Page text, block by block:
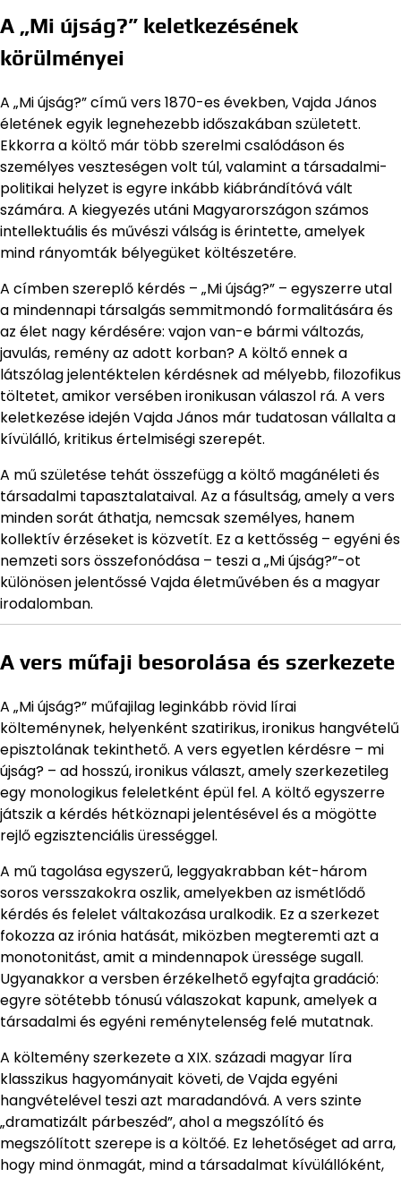
A „Mi újság?” keletkezésének
körülményei
A „Mi újság?” című vers 1870-es években, Vajda János
életének egyik legnehezebb időszakában született.
Ekkorra a költő már több szerelmi csalódáson és
személyes veszteségen volt túl, valamint a társadalmi-
politikai helyzet is egyre inkább kiábrándítóvá vált
számára. A kiegyezés utáni Magyarországon számos
intellektuális és művészi válság is érintette, amelyek
mind rányomták bélyegüket költészetére.
A címben szereplő kérdés – „Mi újság?” – egyszerre utal
a mindennapi társalgás semmitmondó formalitására és
az élet nagy kérdésére: vajon van-e bármi változás,
javulás, remény az adott korban? A költő ennek a
látszólag jelentéktelen kérdésnek ad mélyebb, filozofikus
töltetet, amikor versében ironikusan válaszol rá. A vers
keletkezése idején Vajda János már tudatosan vállalta a
kívülálló, kritikus értelmiségi szerepét.
A mű születése tehát összefügg a költő magánéleti és
társadalmi tapasztalataival. Az a fásultság, amely a vers
minden sorát áthatja, nemcsak személyes, hanem
kollektív érzéseket is közvetít. Ez a kettősség – egyéni és
nemzeti sors összefonódása – teszi a „Mi újság?”-ot
különösen jelentőssé Vajda életművében és a magyar
irodalomban.
A vers műfaji besorolása és szerkezete
A „Mi újság?” műfajilag leginkább rövid lírai
költeménynek, helyenként szatirikus, ironikus hangvételű
episztolának tekinthető. A vers egyetlen kérdésre – mi
újság? – ad hosszú, ironikus választ, amely szerkezetileg
egy monologikus feleletként épül fel. A költő egyszerre
játszik a kérdés hétköznapi jelentésével és a mögötte
rejlő egzisztenciális ürességgel.
A mű tagolása egyszerű, leggyakrabban két-három
soros versszakokra oszlik, amelyekben az ismétlődő
kérdés és felelet váltakozása uralkodik. Ez a szerkezet
fokozza az irónia hatását, miközben megteremti azt a
monotonitást, amit a mindennapok üressége sugall.
Ugyanakkor a versben érzékelhető egyfajta gradáció:
egyre sötétebb tónusú válaszokat kapunk, amelyek a
társadalmi és egyéni reménytelenség felé mutatnak.
A költemény szerkezete a XIX. századi magyar líra
klasszikus hagyományait követi, de Vajda egyéni
hangvételével teszi azt maradandóvá. A vers szinte
„dramatizált párbeszéd”, ahol a megszólító és
megszólított szerepe is a költőé. Ez lehetőséget ad arra,
hogy mind önmagát, mind a társadalmat kívülállóként,